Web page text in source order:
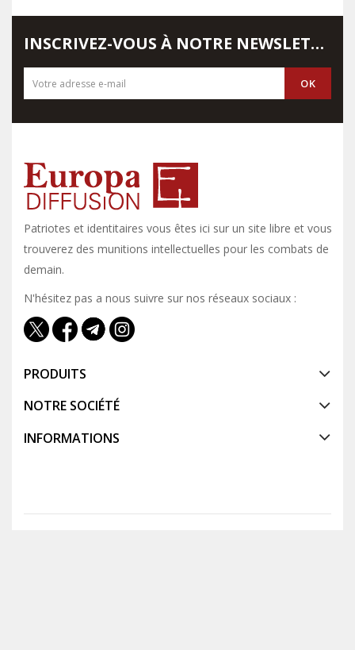
INSCRIVEZ-VOUS À NOTRE NEWSLETTER
Patriotes et identitaires vous êtes ici sur un site libre et vous y
trouverez des munitions intellectuelles pour les combats de
demain.
N'hésitez pas a nous suivre sur nos réseaux sociaux :
PRODUITS
NOTRE SOCIÉTÉ
INFORMATIONS